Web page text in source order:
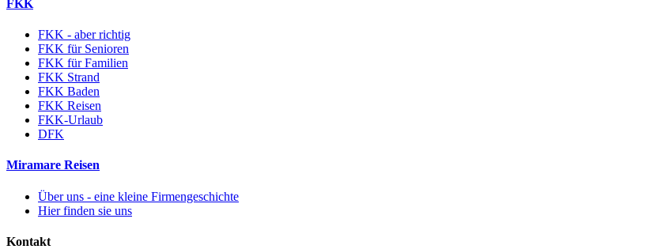
FKK
FKK - aber richtig
FKK für Senioren
FKK für Familien
FKK Strand
FKK Baden
FKK Reisen
FKK-Urlaub
DFK
Miramare Reisen
Über uns - eine kleine Firmengeschichte
Hier finden sie uns
Kontakt